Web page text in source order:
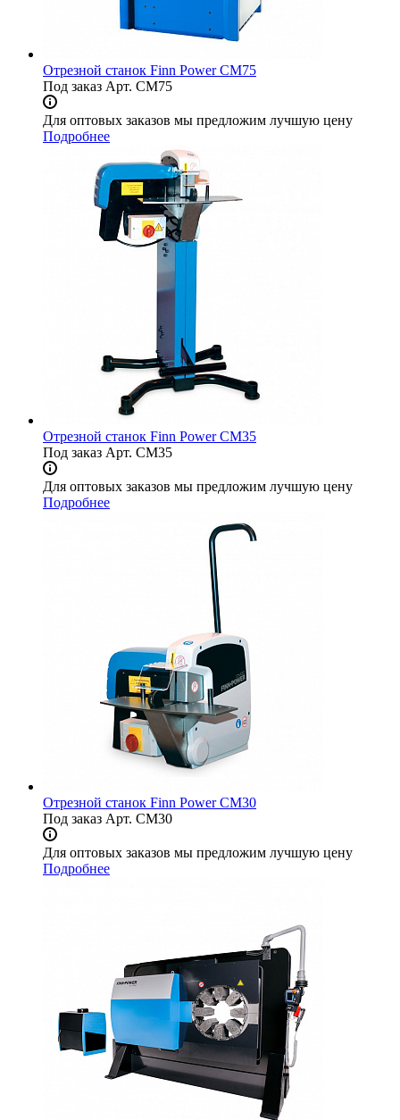
Отрезной станок Finn Power CM75
Под заказ Арт. CM75
Для оптовых заказов мы предложим лучшую цену
Подробнее
Отрезной станок Finn Power CM35
Под заказ Арт. CM35
Для оптовых заказов мы предложим лучшую цену
Подробнее
Отрезной станок Finn Power CM30
Под заказ Арт. CM30
Для оптовых заказов мы предложим лучшую цену
Подробнее